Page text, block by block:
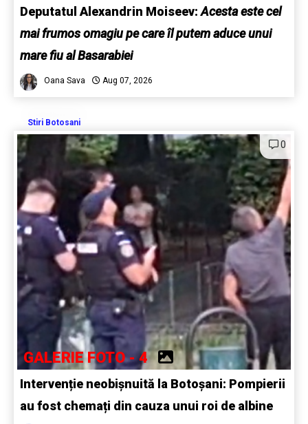
Deputatul Alexandrin Moiseev:Acesta este cel
mai frumos omagiu pe care îl putem aduce unui
mare fiu al Basarabiei
Oana Sava Aug 07, 2026
Stiri Botosani
0
GALERIE FOTO - 4
Intervenție neobișnuită la Botoșani: Pompierii
au fost chemați din cauza unui roi de albine